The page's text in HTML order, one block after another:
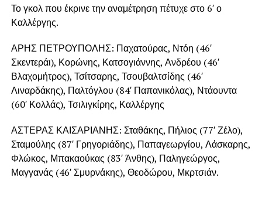
Το γκολ που έκρινε την αναμέτρηση πέτυχε στο 6′ ο
Καλλέργης.
ΑΡΗΣ ΠΕΤΡΟΥΠΟΛΗΣ: Παχατούρας, Ντόη (46′
Σκεντεράι), Κορώνης, Κατσογιάννης, Ανδρέου (46′
Βλαχομήτρος), Τσίτσαρης, Τσουβαλτσίδης (46′
Λιναρδάκης), Παλτόγλου (84′ Παπανικόλας), Ντάουντα
(60′ Κολλάς), Τσιλιγκίρης, Καλλέργης
ΑΣΤΕΡΑΣ ΚΑΙΣΑΡΙΑΝΗΣ: Σταθάκης, Πήλιος (77′ Ζέλο),
Σταμούλης (87′ Γρηγοριάδης), Παπαγεωργίου, Λάσκαρης,
Φλώκος, Μπακαούκας (83′ Άνθης), Παληγεώργος,
Μαγγανάς (46′ Σμυρνάκης), Θεοδώρου, Μκρτσιάν.